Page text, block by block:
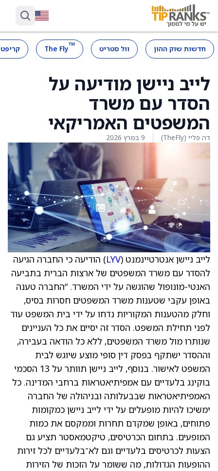
חדשות שוק ההון וול סטריט ™
The Fly
לייב ניישן מודיעה על
הסדר עם משרד
המשפטים האמריקאי
דה פליי (TheFly) 9 במרץ 2026
לייב ניישן אנטרטיינמנט (LYV) הודיעה כי החברה הגיעה
להסדר עם משרד המשפטים של ארצות הברית בתביעה
האנטי-מונופול שהוגשה על ידי המשרד. “החברה טענה
באופן עקבי שטענות משרד המשפטים חסרות בסיס,
וחלק מהטענות המקוריות נדחו על ידי בית המשפט עוד
לפני תחילת המשפט. הסדר זה יסיים את כל העניינים
שנותרו מול משרד המשפטים, ללא כל הודאה בעבירה,
וההסדר ישתקף בפסק דין סופי מוצע שיוגש לבית
המשפט לאישור. בנוסף, לייב ניישן תוותר על 13 הסכמי
בוקינג בלעדיים עם אמפיתיאטראות ברחבי המדינה. כל
האמפיתיאטראות שבבעלותה ובניהולה של החברה
ימשיכו להיות מופעלים על ידי לייב ניישן כמקומות
פתוחים, באופן שמקדם תחרות וממקסם את כמות
המופעים. בתחום הכרטיסים, טיקטמאסטר תציע גם
הצעות לכרטיסים בלעדיים וגם לא־בלעדיים לכל זירות
ההופעות הגדולות, מה ששומר על הזכות של הזירות